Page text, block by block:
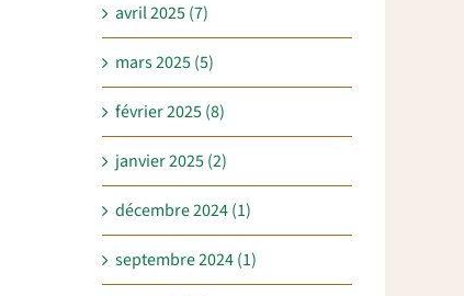
avril 2025 (7)
mars 2025 (5)
février 2025 (8)
janvier 2025 (2)
décembre 2024 (1)
septembre 2024 (1)